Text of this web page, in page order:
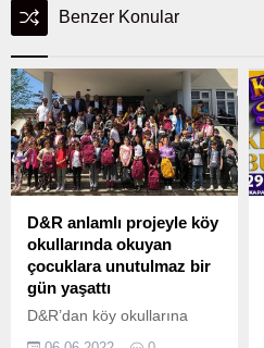
Benzer Konular
D&R anlamlı projeyle köy
okullarında okuyan
çocuklara unutulmaz bir
gün yaşattı
D&R’dan köy okullarına
anlamlı ziyaret Kültür,